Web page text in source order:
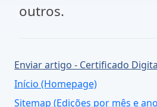
outros.
Enviar artigo - Certificado
Início (Homepage)
Sitemap (Edições por mês e